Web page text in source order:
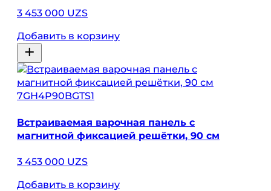
3 453 000 UZS
Добавить в корзину
7GH4P90BGTS1
Встраиваемая варочная панель с
магнитной фиксацией решётки, 90 см
3 453 000 UZS
Добавить в корзину